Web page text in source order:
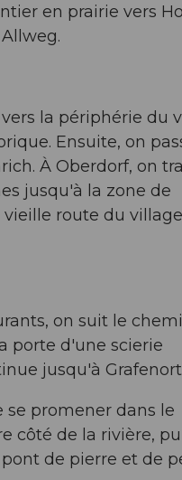
en prairie vers
la périphérie du
Ensuite, on
À Oberdorf, on
jusqu'à la zone de
route du
on suit le
porte d'une scierie
jusqu'à
se promener dans le
côté de la rivière,
de pierre et de